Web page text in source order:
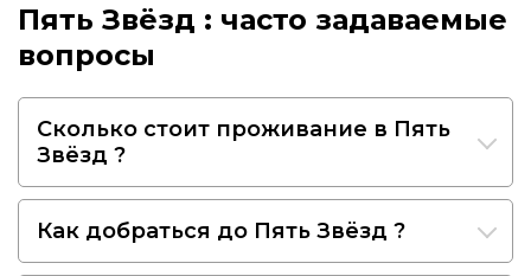
Пять Звёзд : часто задаваемые
вопросы
Сколько стоит проживание в Пять
Звёзд ?
Как добраться до Пять Звёзд ?